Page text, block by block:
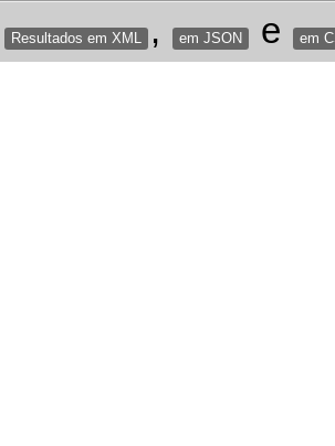
Resultados em XML , em JSON e em